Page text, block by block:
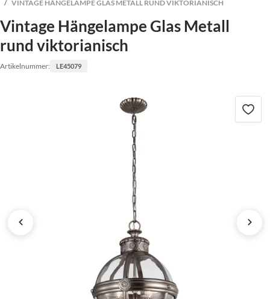
VINTAGE HÄNGELAMPE GLAS METALL RUND VIKTORIANISCH
Vintage Hängelampe Glas Metall
rund viktorianisch
Artikelnummer: LE45079